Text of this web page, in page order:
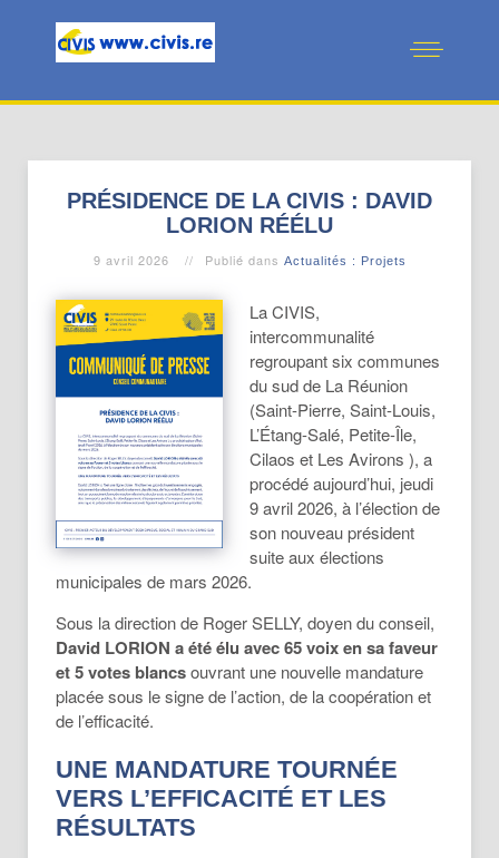
PRÉSIDENCE DE LA CIVIS : DAVID
LORION RÉÉLU
9 avril 2026 Publié dans Actualités : Projets
La CIVIS,
intercommunalité
regroupant six communes
du sud de La Réunion
(Saint-Pierre, Saint-Louis,
L’Étang-Salé, Petite-Île,
Cilaos et Les Avirons ), a
procédé aujourd’hui, jeudi
9 avril 2026, à l’élection de
son nouveau président
suite aux élections
municipales de mars 2026.
Sous la direction de Roger SELLY, doyen du conseil,
David LORION a été élu avec 65 voix en sa faveur
et 5 votes blancsouvrant une nouvelle mandature
placée sous le signe de l’action, de la coopération et
de l’efficacité.
UNE MANDATURE TOURNÉE
VERS L’EFFICACITÉ ET LES
RÉSULTATS